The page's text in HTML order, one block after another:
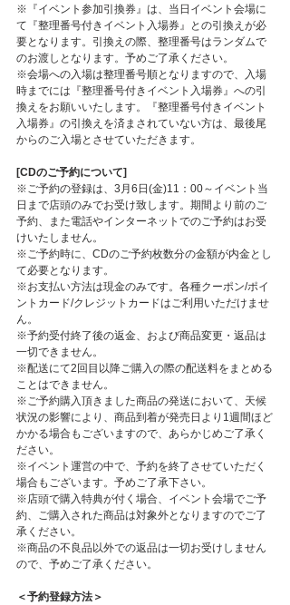
※『イベント参加引換券』は、当日イベント会場に
て『整理番号付きイベント入場券』との引換えが必
要となります。引換えの際、整理番号はランダムで
のお渡しとなります。予めご了承ください。
※会場への入場は整理番号順となりますので、入場
時までには『整理番号付きイベント入場券』への引
換えをお願いいたします。『整理番号付きイベント
入場券』の引換えを済まされていない方は、最後尾
からのご入場とさせていただきます。
[CDのご予約について]
※ご予約の登録は、3月6日(金)11：00～イベント当
日まで店頭のみでお受け致します。期間より前のご
予約、また電話やインターネットでのご予約はお受
けいたしません。
※ご予約時に、CDのご予約枚数分の金額が内金とし
て必要となります。
※お支払い方法は現金のみです。各種クーポン/ポイ
ントカード/クレジットカードはご利用いただけませ
ん。
※予約受付終了後の返金、および商品変更・返品は
一切できません。
※配送にて2回目以降ご購入の際の配送料をまとめる
ことはできません。
※ご予約購入頂きました商品の発送において、天候
状況の影響により、商品到着が発売日より1週間ほど
かかる場合もございますので、あらかじめご了承く
ださい。
※イベント運営の中で、予約を終了させていただく
場合もございます。予めご了承下さい。
※店頭で購入特典が付く場合、イベント会場でご予
約、ご購入された商品は対象外となりますのでご了
承ください。
※商品の不良品以外での返品は一切お受けしません
ので、予めご了承ください。
＜予約登録方法＞